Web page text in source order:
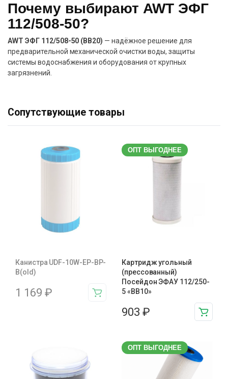
Почему выбирают AWT ЭФГ
112/508-50?
AWT ЭФГ 112/508-50 (BB20) — надёжное решение для
предварительной механической очистки воды, защиты
системы водоснабжения и оборудования от крупных
загрязнений.
Сопутствующие товары
Канистра UDF-10W-EP-BP-
B(old)
1 169 ₽
ОПТ ВЫГОДНЕЕ
Картридж угольный
(прессованный)
Посейдон ЭФАУ 112/250-
5 «BB10»
903 ₽
ОПТ ВЫГОДНЕЕ